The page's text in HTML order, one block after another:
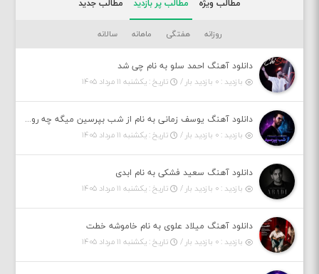
مطالب ویژه مطالب پر بازدید مطالب جدید
روزانه هفتگی ماهانه سالانه
دانلود آهنگ احمد سلو به نام چی شد
بازدید : ۰ بازدید بار /
تاریخ : یکشنبه ۱۱ مرداد ۱۴۰۵
دانلود آهنگ یوسف زمانی به نام از شب بپرسین میگه چه روزگاری دارم
بازدید : ۰ بازدید بار /
تاریخ : یکشنبه ۱۱ مرداد ۱۴۰۵
دانلود آهنگ سعید فشکی به نام ابدی
بازدید : ۰ بازدید بار /
تاریخ : یکشنبه ۱۱ مرداد ۱۴۰۵
دانلود آهنگ میلاد علوی به نام خاموشه خطت
بازدید : ۰ بازدید بار /
تاریخ : یکشنبه ۱۱ مرداد ۱۴۰۵